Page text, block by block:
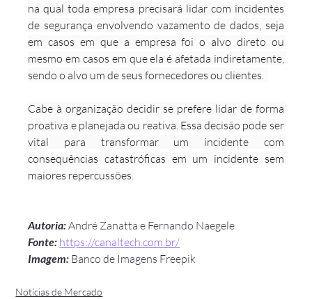
na qual toda empresa precisará lidar com incidentes
de segurança envolvendo vazamento de dados, seja
em casos em que a empresa foi o alvo direto ou
mesmo em casos em que ela é afetada indiretamente,
sendo o alvo um de seus fornecedores ou clientes.
Cabe à organização decidir se prefere lidar de forma
proativa e planejada ou reativa. Essa decisão pode ser
vital para transformar um incidente com
consequências catastróficas em um incidente sem
maiores repercussões.
Autoria: André Zanatta e Fernando Naegele
Fonte: https://canaltech.com.br/
Imagem: Banco de Imagens Freepik
Notícias de Mercado